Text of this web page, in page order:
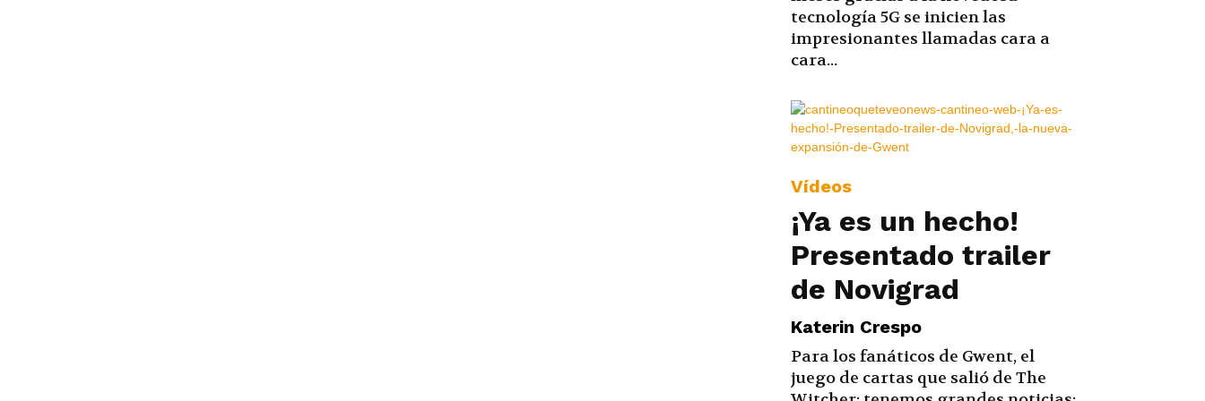
tecnología 5G se inicien las
impresionantes llamadas cara a
cara...
Vídeos
¡Ya es un hecho!
Presentado trailer
de Novigrad
Katerin Crespo
Para los fanáticos de Gwent, el
juego de cartas que salió de The